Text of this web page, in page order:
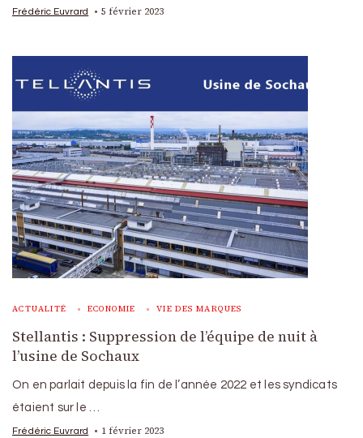
Frédéric Euvrard 5 février 2023
ACTUALITÉ ECONOMIE VIE DES MARQUES
Stellantis : Suppression de l’équipe de nuit à
l’usine de Sochaux
On en parlait depuis la fin de l’année 2022 et les syndicats
étaient sur le …
Frédéric Euvrard 1 février 2023